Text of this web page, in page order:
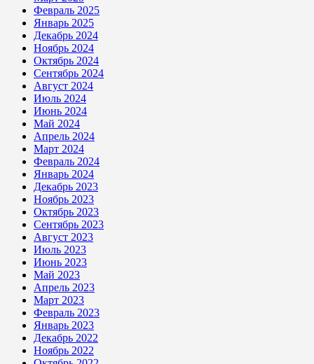
Февраль 2025
Январь 2025
Декабрь 2024
Ноябрь 2024
Октябрь 2024
Сентябрь 2024
Август 2024
Июль 2024
Июнь 2024
Май 2024
Апрель 2024
Март 2024
Февраль 2024
Январь 2024
Декабрь 2023
Ноябрь 2023
Октябрь 2023
Сентябрь 2023
Август 2023
Июль 2023
Июнь 2023
Май 2023
Апрель 2023
Март 2023
Февраль 2023
Январь 2023
Декабрь 2022
Ноябрь 2022